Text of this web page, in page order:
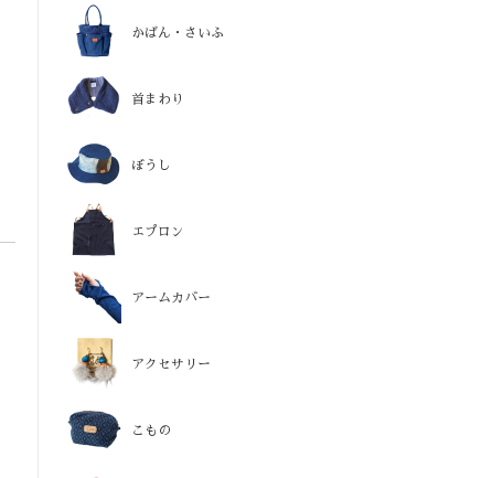
かばん・さいふ
首まわり
ぼうし
エプロン
アームカバー
アクセサリー
こもの